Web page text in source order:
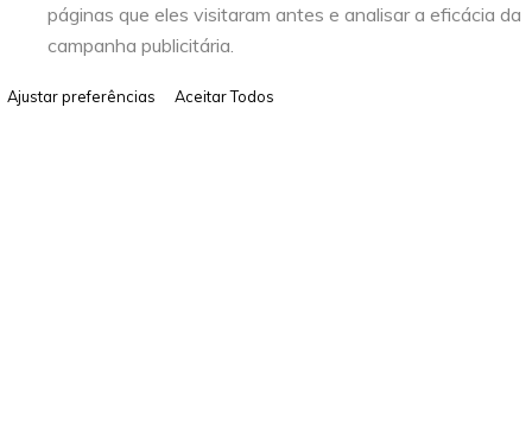
páginas que eles visitaram antes e analisar a eficácia da
campanha publicitária.
Ajustar preferências Aceitar Todos